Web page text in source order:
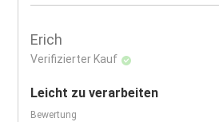
Erich
Verifizierter Kauf
Leicht zu verarbeiten
Bewertung